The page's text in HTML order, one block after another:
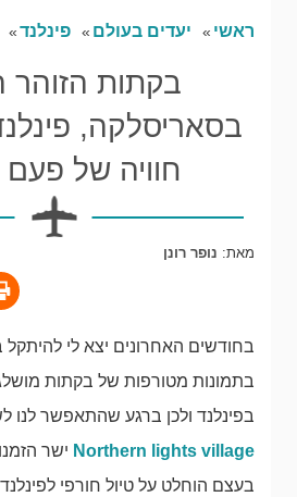
ראשי יעדים בעולם פינלנד
בקתות הזוהר
בסאריסלקה,
חוויה של פעם
מאת: נופר רונן
בחודשים האחרונים יצא לי להיתקל
בתמונות מטורפות של בקתות
בפינלנד ולכן ברגע שהתאפשר לנו
Northern lights village ישר
בעצם הוחלט על טיול חורפי